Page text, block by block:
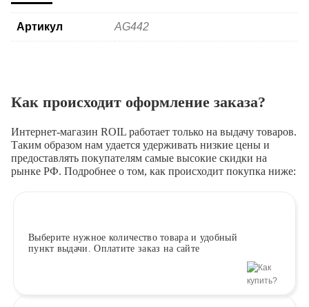
Артикул AG442
Как происходит оформление заказа?
Интернет-магазин ROIL работает только на выдачу товаров.
Таким образом нам удается удерживать низкие цены и
предоставлять покупателям самые высокие скидки на
рынке РФ. Подробнее о том, как происходит покупка ниже:
Выберите нужное количество товара и удобный
пункт выдачи. Оплатите заказ на сайте